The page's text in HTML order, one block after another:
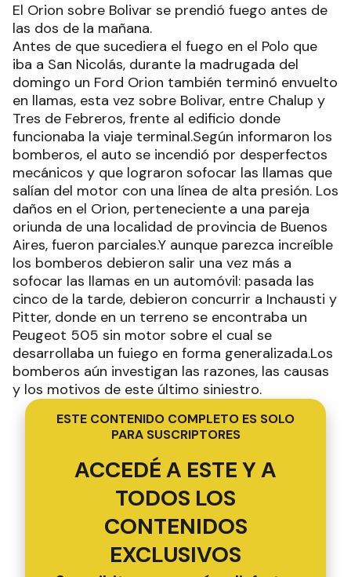
El Orion sobre Bolivar se prendió fuego antes de
las dos de la mañana.
Antes de que sucediera el fuego en el Polo que
iba a San Nicolás, durante la madrugada del
domingo un Ford Orion también terminó envuelto
en llamas, esta vez sobre Bolivar, entre Chalup y
Tres de Febreros, frente al edificio donde
funcionaba la viaje terminal.Según informaron los
bomberos, el auto se incendió por desperfectos
mecánicos y que lograron sofocar las llamas que
salían del motor con una línea de alta presión. Los
daños en el Orion, perteneciente a una pareja
oriunda de una localidad de provincia de Buenos
Aires, fueron parciales.Y aunque parezca increíble
los bomberos debieron salir una vez más a
sofocar las llamas en un automóvil: pasada las
cinco de la tarde, debieron concurrir a Inchausti y
Pitter, donde en un terreno se encontraba un
Peugeot 505 sin motor sobre el cual se
desarrollaba un fuiego en forma generalizada.Los
bomberos aún investigan las razones, las causas
y los motivos de este último siniestro.
ESTE CONTENIDO COMPLETO ES SOLO
PARA SUSCRIPTORES
ACCEDÉ A ESTE Y A
TODOS LOS
CONTENIDOS
EXCLUSIVOS